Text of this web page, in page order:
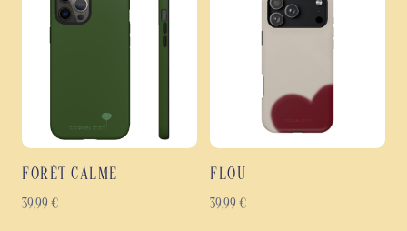
FORÊT CALME
39,99 €
FLOU
39,99 €